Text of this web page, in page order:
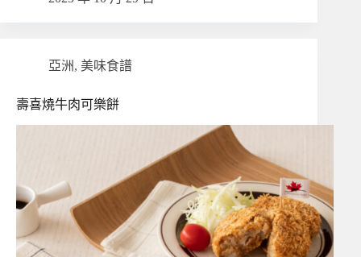
亞洲, 美味食譜
壽喜燒牛肉可樂餅